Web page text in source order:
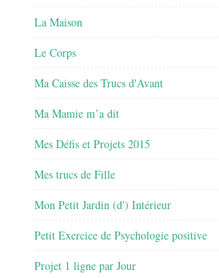
La Maison
Le Corps
Ma Caisse des Trucs d'Avant
Ma Mamie m’a dit
Mes Défis et Projets 2015
Mes trucs de Fille
Mon Petit Jardin (d') Intérieur
Petit Exercice de Psychologie positive
Projet 1 ligne par Jour